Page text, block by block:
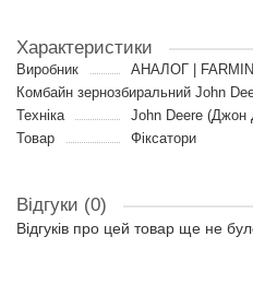
Характеристики
Виробник
АНАЛОГ |
Комбайн зернозбиральний John
Техніка
John Deere (Джон
Товар
Фіксатори
Відгуки (0)
Відгуків про цей товар ще не